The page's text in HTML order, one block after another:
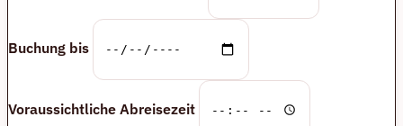
Buchung bis
Voraussichtliche Abreisezeit